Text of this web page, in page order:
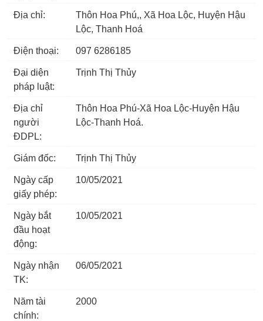
Địa chỉ:
Thôn Hoa Phú,, Xã Hoa Lộc, Huyện Hậu
Lộc, Thanh Hoá
Điện thoại: 097 6286185
Đại diện
pháp luật:
Trịnh Thị Thủy
Địa chỉ
người
ĐDPL:
Thôn Hoa Phú-Xã Hoa Lộc-Huyện Hậu
Lộc-Thanh Hoá.
Giám đốc: Trịnh Thị Thủy
Ngày cấp
giấy phép:
10/05/2021
Ngày bắt
đầu hoạt
động:
10/05/2021
Ngày nhận
TK:
06/05/2021
Năm tài
chính:
2000